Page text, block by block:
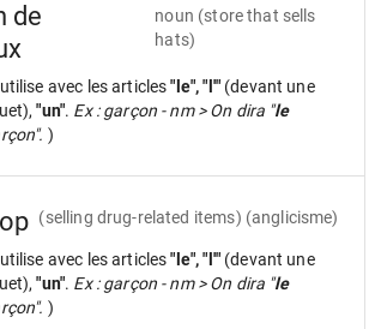
de
noun (store that sells
hats)
avec les articles"le", "l'" (devant une
"un". Ex : garçon - nm > On dira "le
)
(selling drug-related items) (anglicisme)
avec les articles"le", "l'" (devant une
"un". Ex : garçon - nm > On dira "le
)